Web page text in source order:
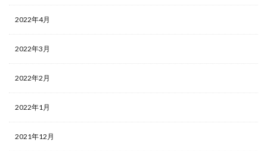
2022年4月
2022年3月
2022年2月
2022年1月
2021年12月